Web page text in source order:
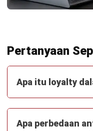
CRM FOR LEADS
Aulia Kholqiana - 29/07/2026